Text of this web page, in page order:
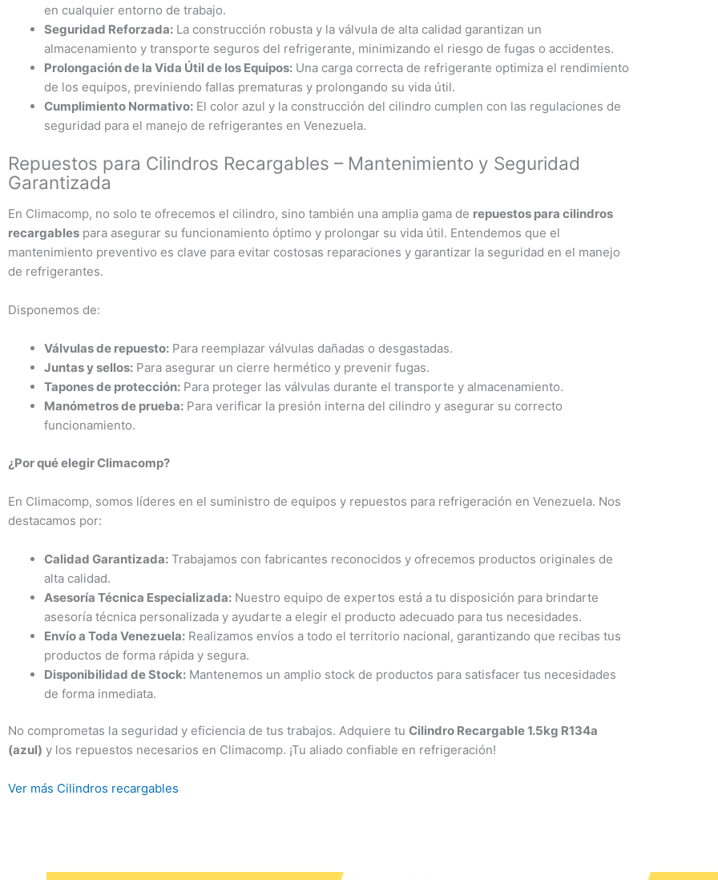
en cualquier entorno de trabajo.
Seguridad Reforzada: La construcción robusta y la válvula de alta calidad garantizan un
almacenamiento y transporte seguros del refrigerante, minimizando el riesgo de fugas o accidentes.
Prolongación de la Vida Útil de los Equipos: Una carga correcta de refrigerante optimiza el rendimiento
de los equipos, previniendo fallas prematuras y prolongando su vida útil.
Cumplimiento Normativo: El color azul y la construcción del cilindro cumplen con las regulaciones de
seguridad para el manejo de refrigerantes en Venezuela.
Repuestos para Cilindros Recargables – Mantenimiento y Seguridad
Garantizada
En Climacomp, no solo te ofrecemos el cilindro, sino también una amplia gama de repuestos para cilindros
recargables para asegurar su funcionamiento óptimo y prolongar su vida útil. Entendemos que el
mantenimiento preventivo es clave para evitar costosas reparaciones y garantizar la seguridad en el manejo
de refrigerantes.
Disponemos de:
Válvulas de repuesto: Para reemplazar válvulas dañadas o desgastadas.
Juntas y sellos: Para asegurar un cierre hermético y prevenir fugas.
Tapones de protección: Para proteger las válvulas durante el transporte y almacenamiento.
Manómetros de prueba: Para verificar la presión interna del cilindro y asegurar su correcto
funcionamiento.
¿Por qué elegir Climacomp?
En Climacomp, somos líderes en el suministro de equipos y repuestos para refrigeración en Venezuela. Nos
destacamos por:
Calidad Garantizada: Trabajamos con fabricantes reconocidos y ofrecemos productos originales de
alta calidad.
Asesoría Técnica Especializada: Nuestro equipo de expertos está a tu disposición para brindarte
asesoría técnica personalizada y ayudarte a elegir el producto adecuado para tus necesidades.
Envío a Toda Venezuela: Realizamos envíos a todo el territorio nacional, garantizando que recibas tus
productos de forma rápida y segura.
Disponibilidad de Stock: Mantenemos un amplio stock de productos para satisfacer tus necesidades
de forma inmediata.
No comprometas la seguridad y eficiencia de tus trabajos. Adquiere tu Cilindro Recargable 1.5kg R134a
(azul) y los repuestos necesarios en Climacomp. ¡Tu aliado confiable en refrigeración!
Ver más Cilindros recargables